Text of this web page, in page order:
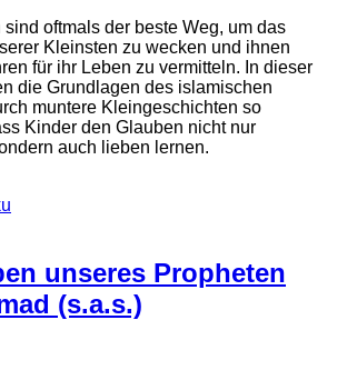
oftmals der beste Weg, um das
Kleinsten zu wecken und ihnen
für ihr Leben zu vermitteln. In dieser
die Grundlagen des islamischen
muntere Kleingeschichten so
Kinder den Glauben nicht nur
auch lieben lernen.
unseres Propheten
(s.a.s.)